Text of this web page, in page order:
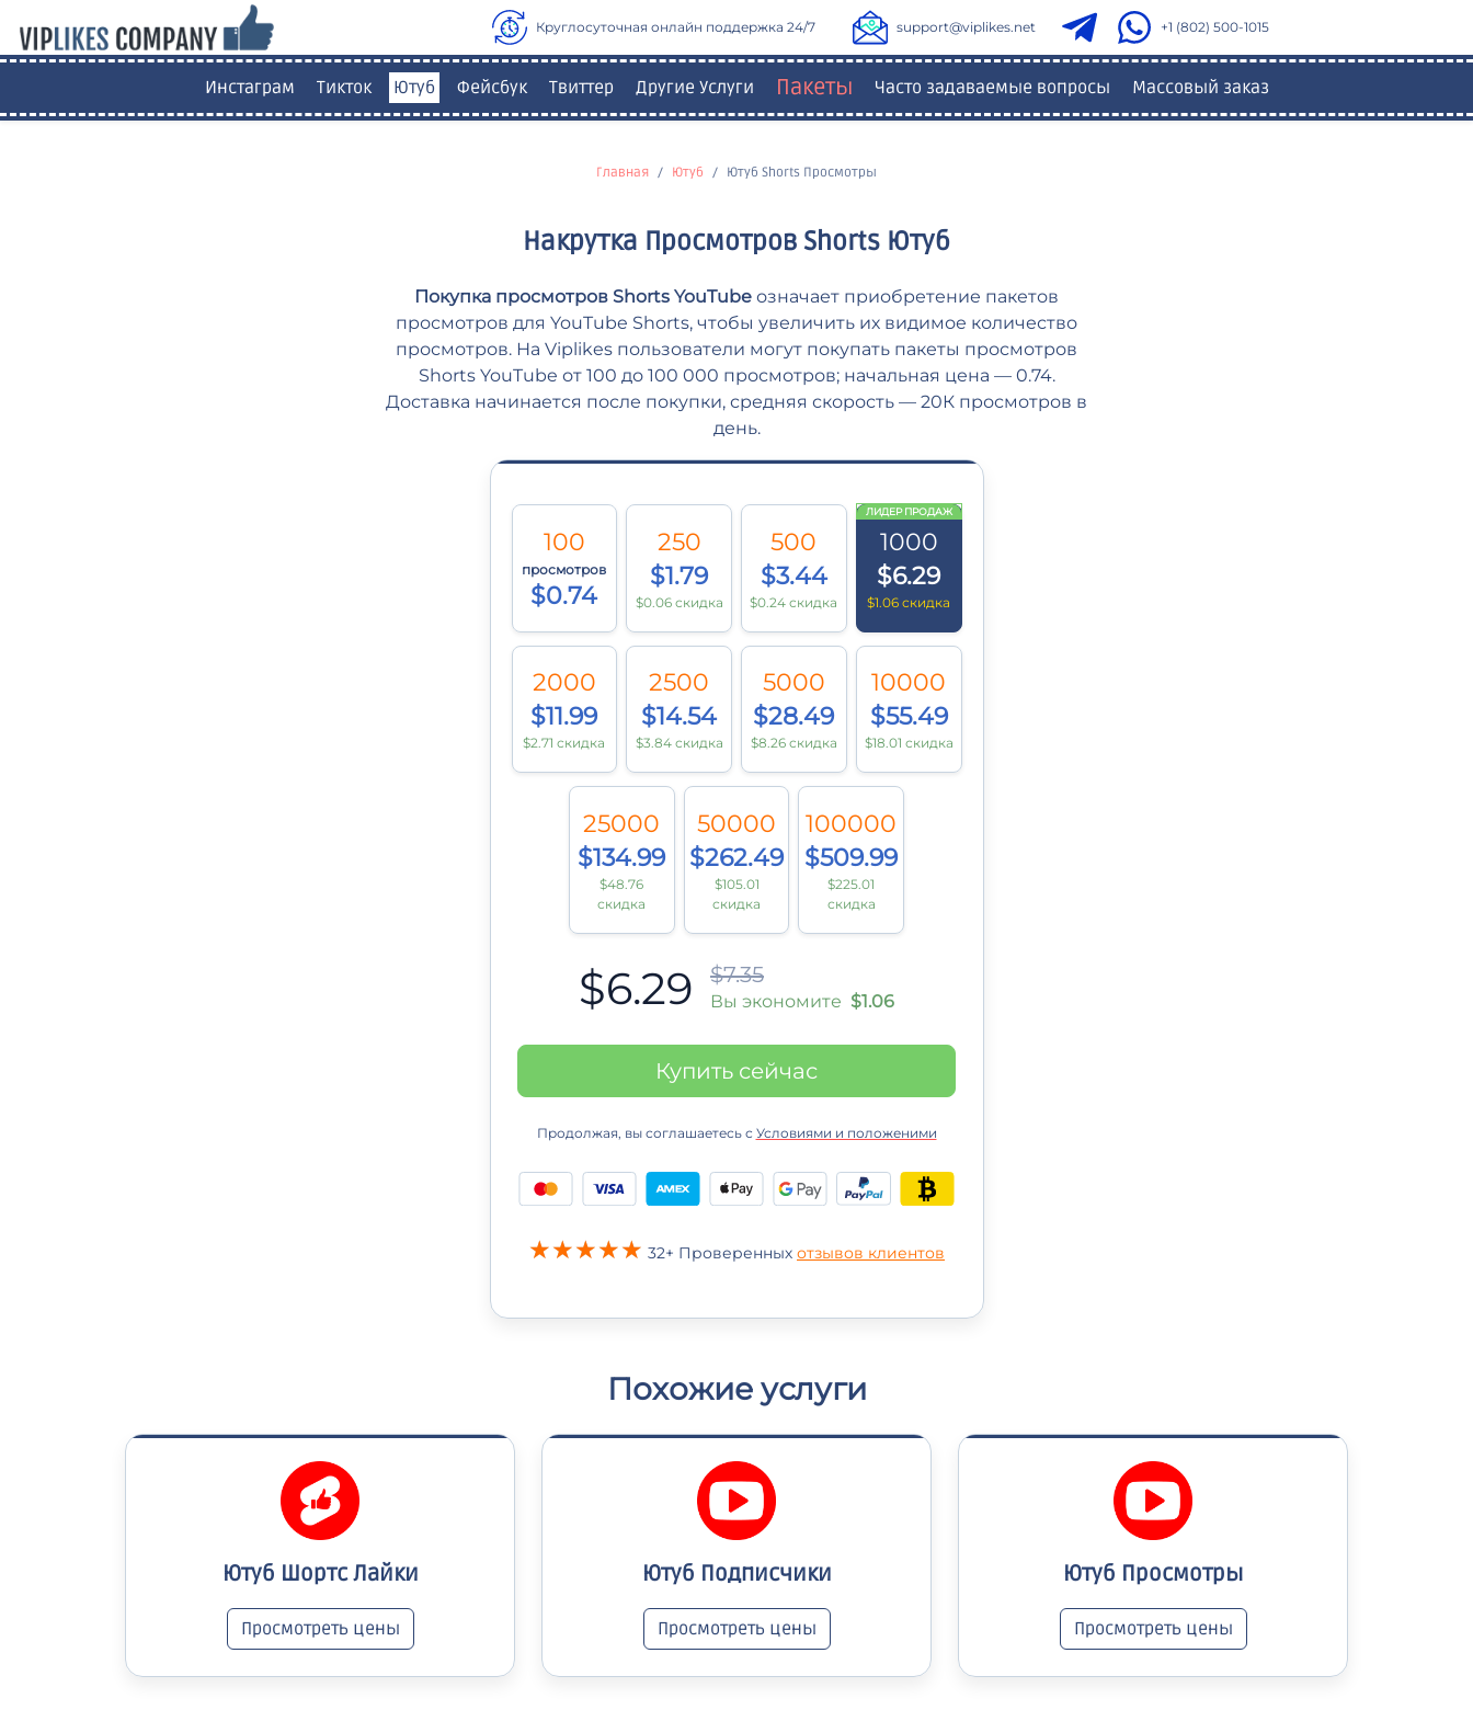
Круглосуточная онлайн поддержка 24/7 support@viplikes.net +1 (802) 500-1015
Инстаграм Тикток Ютуб Фейсбук Твиттер Другие Услуги Пакеты Часто задаваемые вопросы Массовый заказ
Главная Ютуб Ютуб Shorts Просмотры
Накрутка Просмотров Shorts Ютуб
Покупка просмотров Shorts YouTube означает приобретение пакетов
просмотров для YouTube Shorts, чтобы увеличить их видимое количество
просмотров. На Viplikes пользователи могут покупать пакеты просмотров
Shorts YouTube от 100 до 100 000 просмотров; начальная цена — 0.74.
Доставка начинается после покупки, средняя скорость — 20К просмотров в
день.
100
просмотров
$0.74
250
$1.79
$0.06 скидка
500
$3.44
$0.24 скидка
ЛИДЕР ПРОДАЖ
1000
$6.29
$1.06 скидка
2000
$11.99
$2.71 скидка
2500
$14.54
$3.84 скидка
5000
$28.49
$8.26 скидка
10000
$55.49
$18.01 скидка
25000
$134.99
$48.76
скидка
50000
$262.49
$105.01
скидка
100000
$509.99
$225.01
скидка
$6.29 $7.35
Вы экономите $1.06
Купить сейчас
Продолжая, вы соглашаетесь с Условиями и положеними
32+ Проверенных отзывов клиентов
Похожие услуги
Ютуб Шортс Лайки
Просмотреть цены
Ютуб Подписчики
Просмотреть цены
Ютуб Просмотры
Просмотреть цены